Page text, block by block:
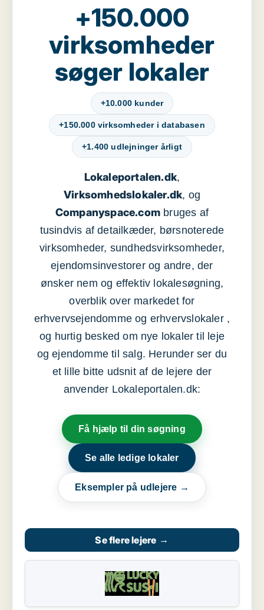
+150.000
virksomheder
søger lokaler
+10.000 kunder
+150.000 virksomheder i databasen
+1.400 udlejninger årligt
Lokaleportalen.dk,
Virksomhedslokaler.dk, og
Companyspace.com bruges af
tusindvis af detailkæder, børsnoterede
virksomheder, sundhedsvirksomheder,
ejendomsinvestorer og andre, der
ønsker nem og effektiv lokalesøgning,
overblik over markedet for
erhvervsejendomme og erhvervslokaler ,
og hurtig besked om nye lokaler til leje
og ejendomme til salg. Herunder ser du
et lille bitte udsnit af de lejere der
anvender Lokaleportalen.dk:
Få hjælp til din søgning
Se alle ledige lokaler
Eksempler på udlejere →
Se flere lejere →